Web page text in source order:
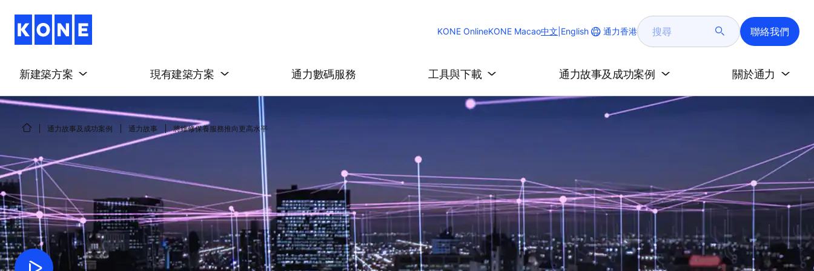
KONE OnlineKONE MacaoChange
中文 English 通力香港
搜
尋
聯絡我們
新建築方案 現有建築方案 通力數碼服務 工具與下載 通力故事及成功案例 關於通力
通力故事及成功案例 通力故事 將維修保養服務推向更高水平